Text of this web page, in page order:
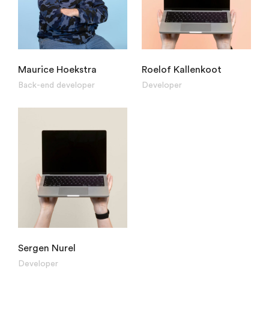
Maurice Hoekstra
Back-end developer
Roelof Kallenkoot
Developer
Sergen Nurel
Developer